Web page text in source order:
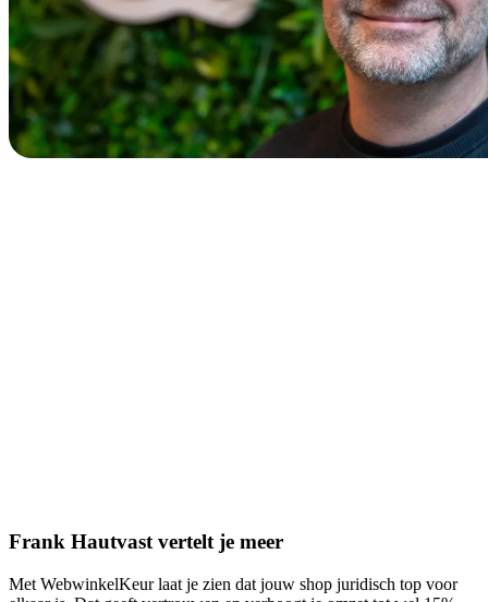
Frank Hautvast vertelt je meer
Met WebwinkelKeur laat je zien dat jouw shop juridisch top voor